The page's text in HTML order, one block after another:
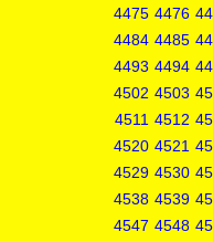
4475 4476
4484 4485
4493 4494
4502 4503
4511 4512
4520 4521
4529 4530
4538 4539
4547 4548